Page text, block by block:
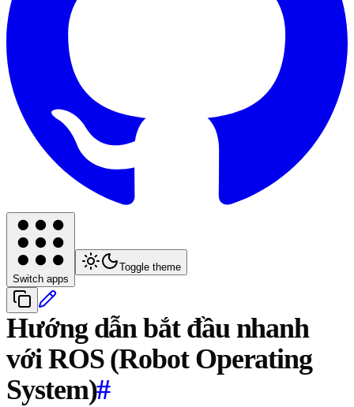
Switch apps
Toggle theme
Hướng dẫn bắt đầu nhanh
với ROS (Robot Operating
System)#